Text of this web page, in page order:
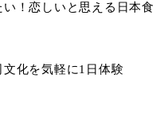
！恋しいと思える日本食
化を気軽に1日体験